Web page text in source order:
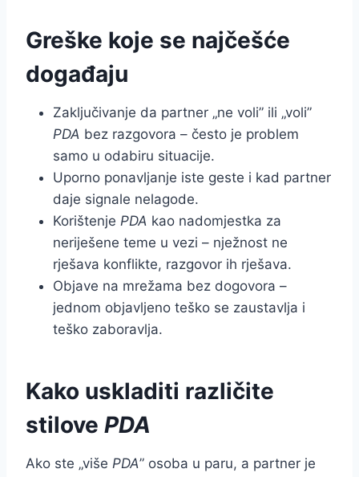
Greške koje se najčešće
događaju
Zaključivanje da partner „ne voli” ili „voli”
PDA bez razgovora – često je problem
samo u odabiru situacije.
Uporno ponavljanje iste geste i kad partner
daje signale nelagode.
Korištenje PDA kao nadomjestka za
neriješene teme u vezi – nježnost ne
rješava konflikte, razgovor ih rješava.
Objave na mrežama bez dogovora –
jednom objavljeno teško se zaustavlja i
teško zaboravlja.
Kako uskladiti različite
stilove PDA
Ako ste „više PDA” osoba u paru, a partner je